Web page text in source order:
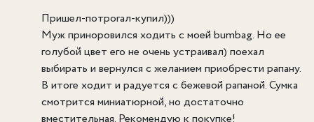
Пришел-потрогал-купил)))
Муж приноровился ходить с моей bumbag. Но ее
голубой цвет его не очень устраивал) поехал
выбирать и вернулся с желанием приобрести рапану.
В итоге ходит и радуется с бежевой рапаной. Сумка
смотрится миниатюрной, но достаточно